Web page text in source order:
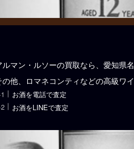
ルマン・ルソーの買取なら、愛知県
の他、ロマネコンティなどの高級ワ
お酒を電話で査定
お酒をLINEで査定